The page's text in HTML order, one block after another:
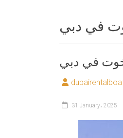
في دبي
في دبي
31 January، 2025